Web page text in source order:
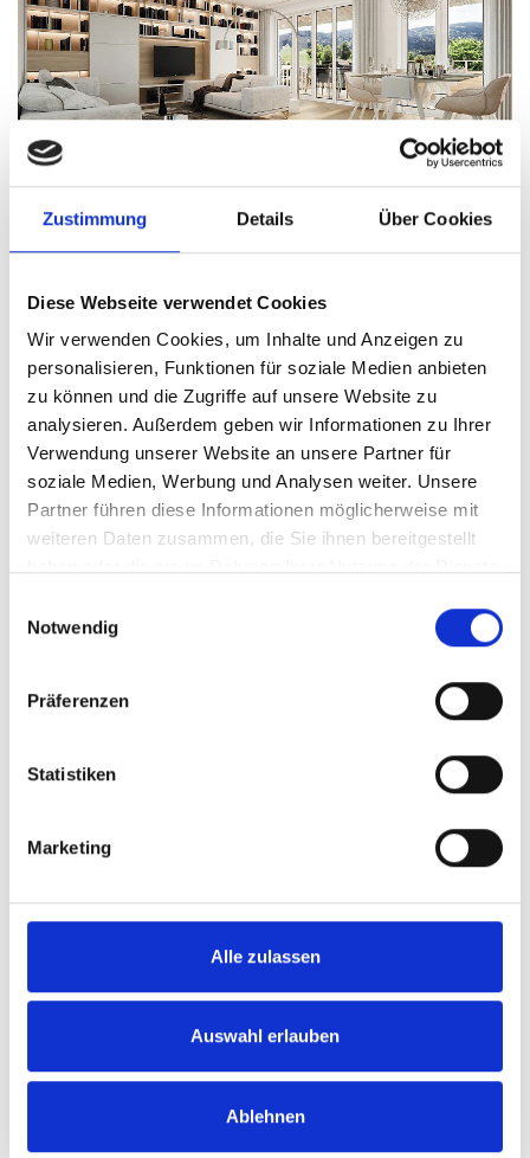
Zustimmung Details Über Cookies
Diese Webseite verwendet Cookies
Wir verwenden Cookies, um Inhalte und Anzeigen zu
personalisieren, Funktionen für soziale Medien anbieten
zu können und die Zugriffe auf unsere Website zu
analysieren. Außerdem geben wir Informationen zu Ihrer
Verwendung unserer Website an unsere Partner für
soziale Medien, Werbung und Analysen weiter. Unsere
Partner führen diese Informationen möglicherweise mit
weiteren Daten zusammen, die Sie ihnen bereitgestellt
Notwendig
Präferenzen
Statistiken
Marketing
Alle zulassen
Auswahl erlauben
Ablehnen